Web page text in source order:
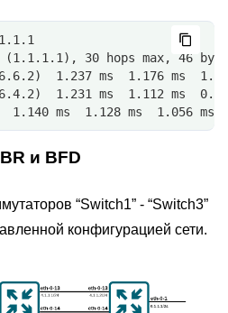
30 hops max, 46
1.237 ms  1.176 ms
1.231 ms  1.112 ms
ms  1.128 ms  1.056 ms
и BFD
“Switch1” - “Switch3”
конфигурацией сети.